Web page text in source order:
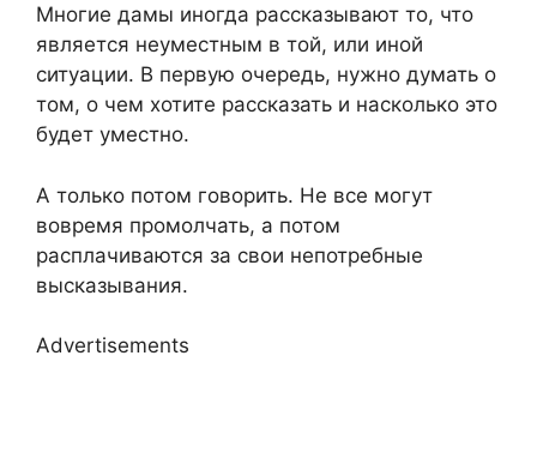
Многие дамы иногда рассказывают то, что
является неуместным в той, или иной
ситуации. В первую очередь, нужно думать о
том, о чем хотите рассказать и насколько это
будет уместно.
А только потом говорить. Не все могут
вовремя промолчать, а потом
расплачиваются за свои непотребные
высказывания.
Advertisements